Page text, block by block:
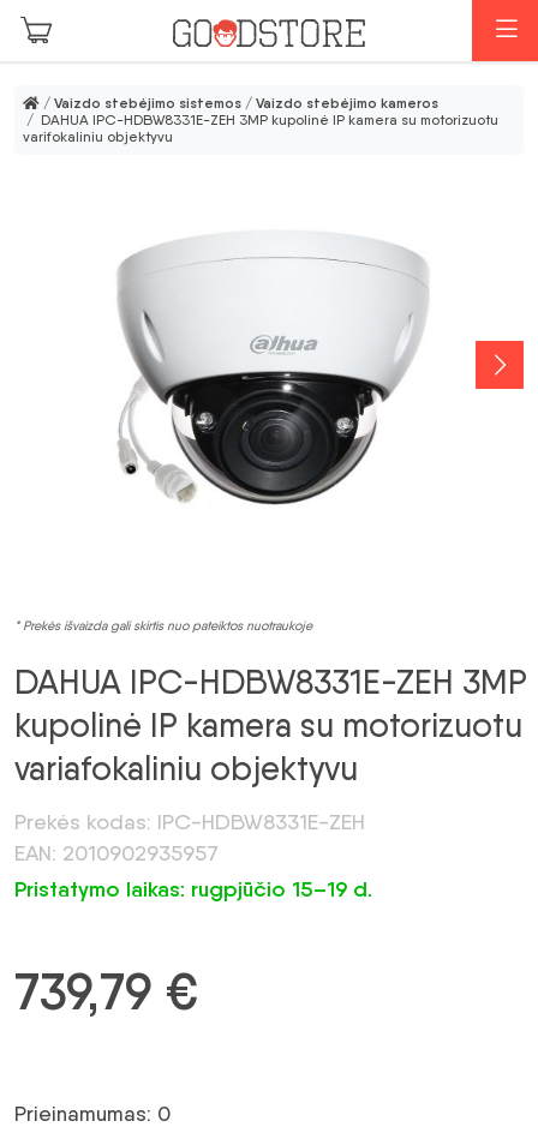
Pereiti prie pagrindinio turinio
/ Vaizdo stebėjimo sistemos / Vaizdo stebėjimo kameros
/ DAHUA IPC-HDBW8331E-ZEH 3MP kupolinė IP kamera su motorizuotu
varifokaliniu objektyvu
* Prekės išvaizda gali skirtis nuo pateiktos nuotraukoje
DAHUA IPC-HDBW8331E-ZEH 3MP
kupolinė IP kamera su motorizuotu
variafokaliniu objektyvu
Prekės kodas: IPC-HDBW8331E-ZEH
EAN: 2010902935957
Pristatymo laikas: rugpjūčio 15–19 d.
739,79 €
Prieinamumas: 0